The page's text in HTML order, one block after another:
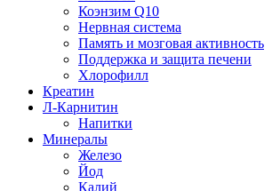
Коэнзим Q10
Нервная система
Память и мозговая активность
Поддержка и защита печени
Хлорофилл
Креатин
Л-Карнитин
Напитки
Минералы
Железо
Йод
Калий